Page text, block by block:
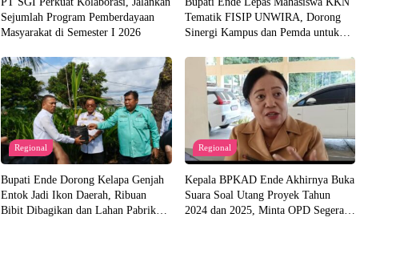
Sejumlah Program Pemberdayaan
Masyarakat di Semester I 2026
Tematik FISIP UNWIRA, Dorong
Sinergi Kampus dan Pemda untuk
Regional
Bupati Ende Dorong Kelapa Genjah
Entok Jadi Ikon Daerah, Ribuan
Bibit Dibagikan dan Lahan Pabrik
Regional
Kepala BPKAD Ende Akhirnya Buka
Suara Soal Utang Proyek Tahun
2024 dan 2025, Minta OPD Segera